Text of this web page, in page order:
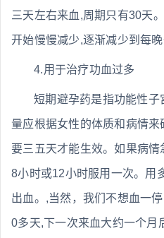
三天左右来血,周期只有30天
开始慢慢减少,逐渐减少到每晚
4.用于治疗功血过多
短期避孕药是指功能性子
量应根据女性的体质和病情
要三五天才能生效。如果病
8小时或12小时服用一次。用
出血。,当然，我们不想血一
0多天,下一次来血大约一个月